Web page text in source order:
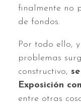
finalmente no
de fondos.
Por todo ello,
problemas
constructivo,
Exposición
entre otras